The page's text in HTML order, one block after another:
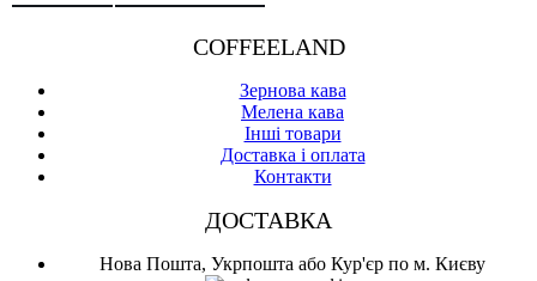
COFFEELAND
Зернова кава
Мелена кава
Інші товари
Доставка і оплата
Контакти
ДОСТАВКА
Нова Пошта, Укрпошта або Кур'єр по м. Києву